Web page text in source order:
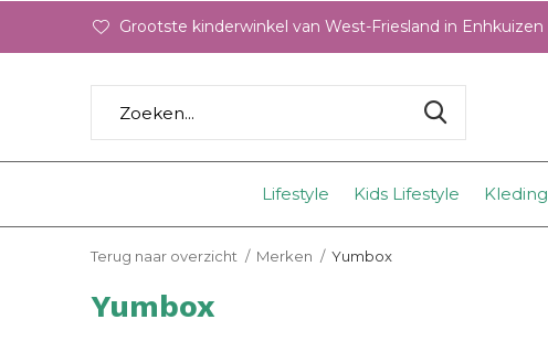
Lifestyle Kids Lifestyle Kleding
Grootste kinderwinkel van West-Friesland in Enhkuizen
Terug naar overzicht Merken Yumbox
Yumbox